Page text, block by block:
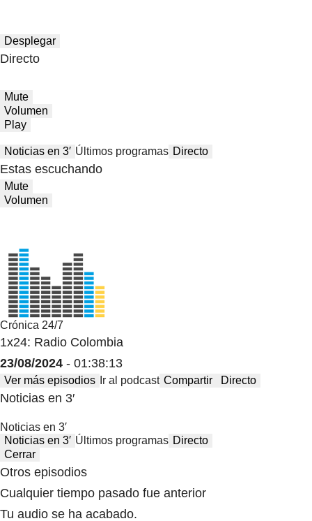
Desplegar
Directo
Mute
Volumen
Play
Noticias en 3′ Últimos programas Directo
Estas escuchando
Mute
Volumen
Crónica 24/7
1x24: Radio Colombia
23/08/2024 - 01:38:13
Ver más episodios Ir al podcast Compartir Directo
Noticias en 3′
Noticias en 3′
Noticias en 3′ Últimos programas Directo
Cerrar
Otros episodios
Cualquier tiempo pasado fue anterior
Tu audio se ha acabado.